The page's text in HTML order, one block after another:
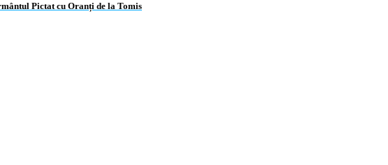
Pictat cu Oranți de la Tomis